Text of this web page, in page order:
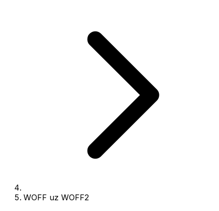
WOFF uz WOFF2